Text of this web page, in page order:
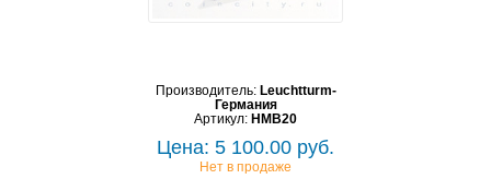
Производитель: Leuchtturm-
Германия
Артикул: HMB20
Цена: 5 100.00 руб.
Нет в продаже